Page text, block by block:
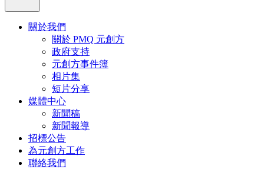
關於我們
關於 PMQ 元創方
政府支持
元創方事件簿
相片集
短片分享
媒體中心
新聞稿
新聞報導
招標公告
為元創方工作
聯絡我們